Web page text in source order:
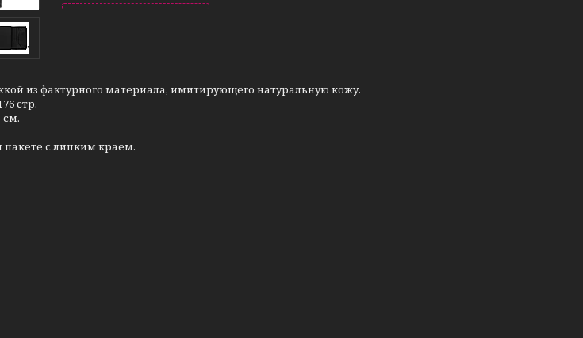
из фактурного материала, имитирующего натуральную кожу.
стр.
см.
пакете с липким краем.